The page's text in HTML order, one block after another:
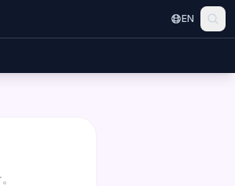
EN